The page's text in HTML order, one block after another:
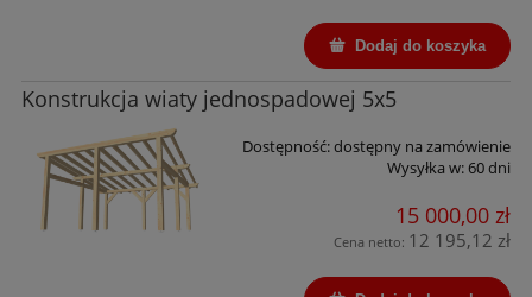
Dodaj do koszyka
Konstrukcja wiaty jednospadowej 5x5
Dostępność:dostępny na zamówienie
Wysyłka w:60 dni
15 000,00 zł
Cena netto: 12 195,12 zł